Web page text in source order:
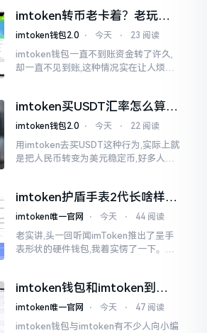
得
imtoken转币老卡着？老玩家
教你几招搞定
imtoken钱包2.0 ⋅ 今天 ⋅ 23 阅读
imtoken钱包一直不到账资金转了许久,
却一直不见到账,这种情况实在让人烦躁,
热锅上的蚂蚁,慌乱无措。
imtoken买USDT汇率怎么算？
几点买最划算
imtoken钱包2.0 ⋅ 今天 ⋅ 22 阅读
用imtoken去买USDT这种行为,实际上就
是把人民币转变为美元稳定币,好多人在
低的状况
imtoken护盾手表2代长啥样？
真实上手体验分享
imtoken唯一官网 ⋅ 今天 ⋅ 44 阅读
老实讲,头一回听闻imToken推出了呈手
表形状的硬件钱包,我着实愣了一下。在c
imtoken钱包和imtoken到底
是不是一回事？看完就懂了
imtoken唯一官网 ⋅ 今天 ⋅ 47 阅读
imtoken钱包与imtoken有不少人向小编